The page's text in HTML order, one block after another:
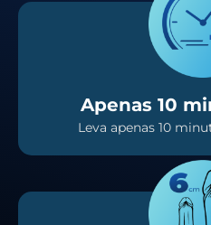
Apenas 10
Leva apenas 10